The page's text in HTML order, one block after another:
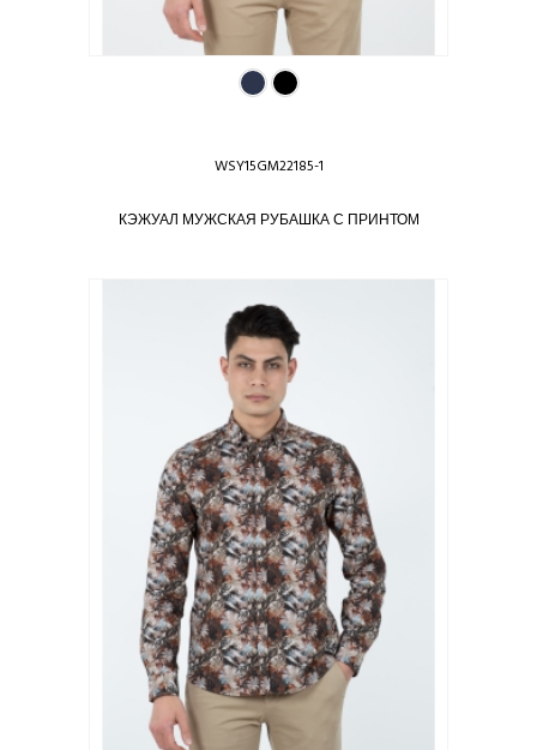
WSY15GM22185-1
КЭЖУАЛ МУЖСКАЯ РУБАШКА С ПРИНТОМ